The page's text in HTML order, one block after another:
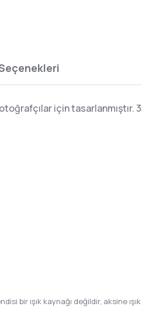
için tasarlanmıştır.
bir ışık kaynağı değildir, aksine ışık